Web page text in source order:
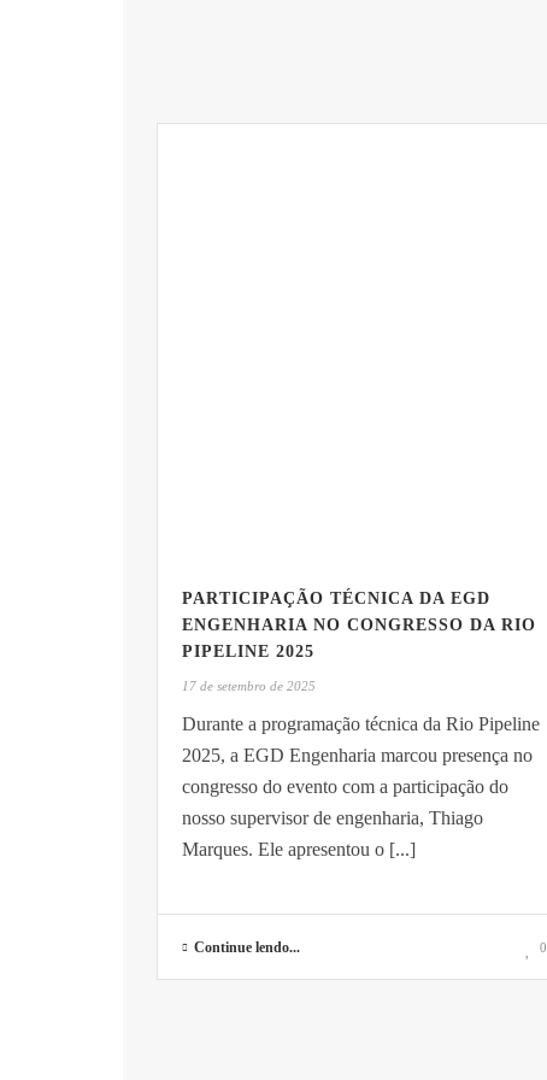
PARTICIPAÇÃO TÉCNICA DA EGD
ENGENHARIA NO CONGRESSO DA RIO
PIPELINE 2025
17 de setembro de 2025
Durante a programação técnica da Rio Pipeline
2025, a EGD Engenharia marcou presença no
congresso do evento com a participação do
nosso supervisor de engenharia, Thiago
Marques. Ele apresentou o [...]
Continue lendo... 0